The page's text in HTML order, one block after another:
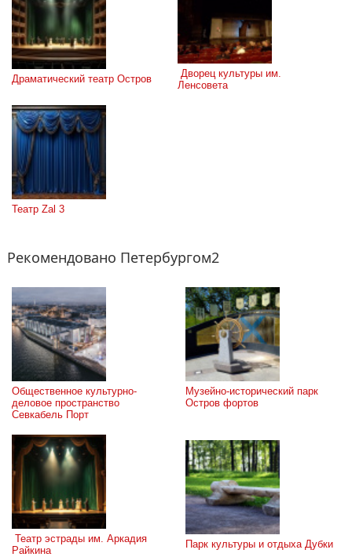
Драматический театр Остров
Ленсовета
Театр Zal 3
Рекомендовано Петербургом2
Общественное культурно-
деловое пространство
Севкабель Порт
Музейно-исторический парк
Остров фортов
Райкина
Парк культуры и отдыха Дубки